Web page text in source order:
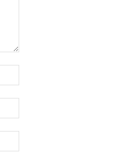
почта:*
Сайт: